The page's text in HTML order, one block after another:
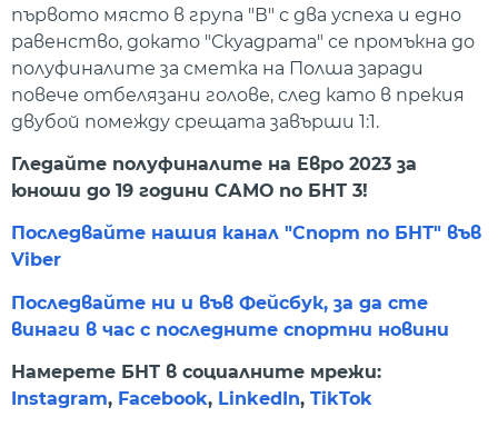
първото място в група "В" с два успеха и едно
равенство, докато "Скуадрата" се промъкна до
полуфиналите за сметка на Полша заради
повече отбелязани голове, след като в прекия
двубой помежду срещата завърши 1:1.
Гледайте полуфиналите на Евро 2023 за
юноши до 19 години САМО по БНТ 3!
Последвайте нашия канал "Спорт по БНТ" във
Viber
Последвайте ни и във Фейсбук, за да сте
винаги в час с последните спортни новини
Намерете БНТ в социалните мрежи:
Instagram, Facebook, LinkedIn, TikTok